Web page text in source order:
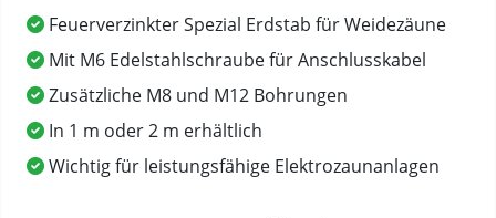
Feuerverzinkter Spezial Erdstab für Weidezäune
Mit M6 Edelstahlschraube für Anschlusskabel
Zusätzliche M8 und M12 Bohrungen
In 1 m oder 2 m erhältlich
Wichtig für leistungsfähige Elektrozaunanlagen